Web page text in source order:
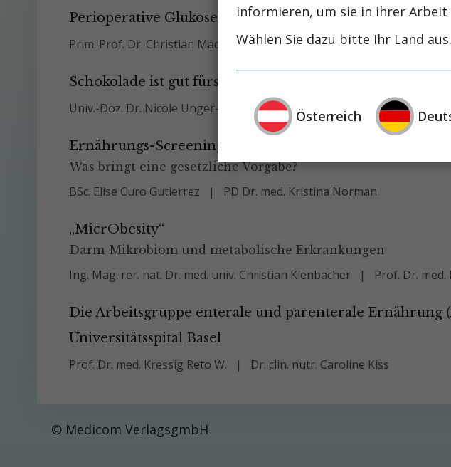
Perioperative Glukosekontrolle
Prim. Prof. Dr. Christian Madl
Schokolade ist gut fürs Herz
Univ.-Doz. Dr. Nicole Unger-Manhart
Ernährungs-Screening im Krankenhaus:
Was bringt eine gesetzliche Vorgabe?
BSc. Elise Curo Gutierrez PD Dr. med. Kristina Norman
„MicrObesity“
Darm-Mikrobiom und metabolische Erkrankungen
Ing. Mag. rer. nat. Dr. med. univ. Christian Kienbacher Prof. Dr.
Die Arbeitsgruppe enterale und parenterale Ernährung
Universitätsspital Basel
Prof. Dr. med. Kressig Reto W.
Dr. clin. nutr. Caroline Kiss
© Medicom VerlagsgmbH
informieren, um sie in ihrer
Wählen Sie dazu bitte Ihr Land aus.
Österreich